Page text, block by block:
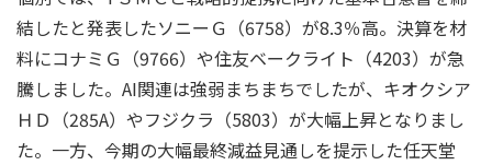
結したと発表したソニーＧ（6758）が8.3％高。決算を材
料にコナミＧ（9766）や住友ベークライト（4203）が急
騰しました。AI関連は強弱まちまちでしたが、キオクシア
ＨＤ（285A）やフジクラ（5803）が大幅上昇となりまし
た。一方、今期の大幅最終減益見通しを提示した任天堂